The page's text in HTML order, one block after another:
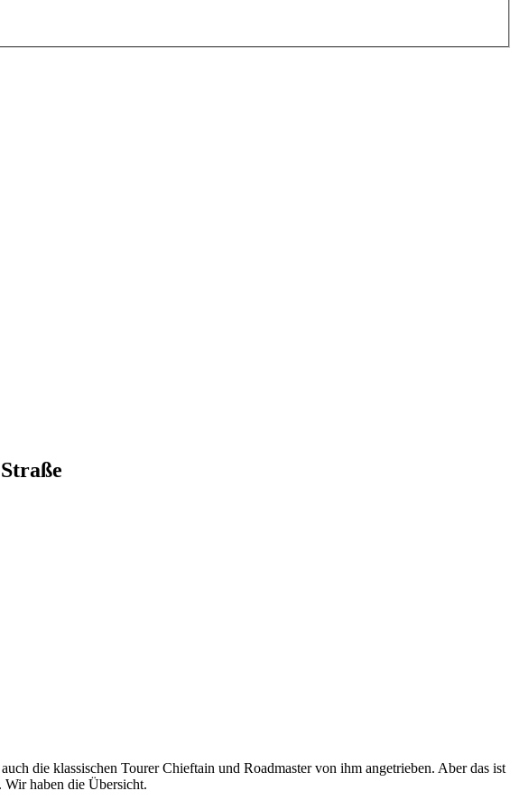
die klassischen Tourer Chieftain und Roadmaster von ihm angetrieben. Aber das ist
Wir haben die Übersicht.